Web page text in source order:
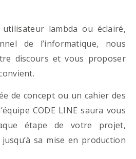
lambda ou éclairé,
de l’informatique, nous
discours et vous proposer
de concept ou un cahier des
CODE LINE saura vous
étape de votre projet,
sa mise en production